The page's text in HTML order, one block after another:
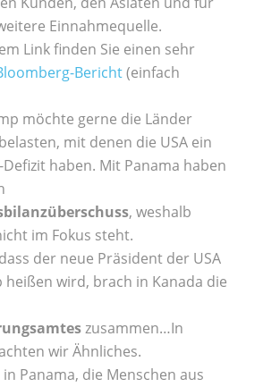
Einnahmequelle.
Link finden Sie einen sehr
Bericht(einfach
möchte gerne die Länder
mit denen die USA ein
haben. Mit Panama haben
, weshalb
im Fokus steht.
der neue Präsident der USA
wird, brach in Kanada die
zusammen…In
wir Ähnliches.
Panama, die Menschen aus